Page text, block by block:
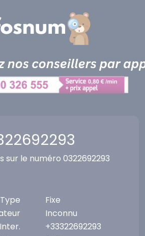
sur le numéro 0322692293
Type
Fixe
Inconnu
+33322692293